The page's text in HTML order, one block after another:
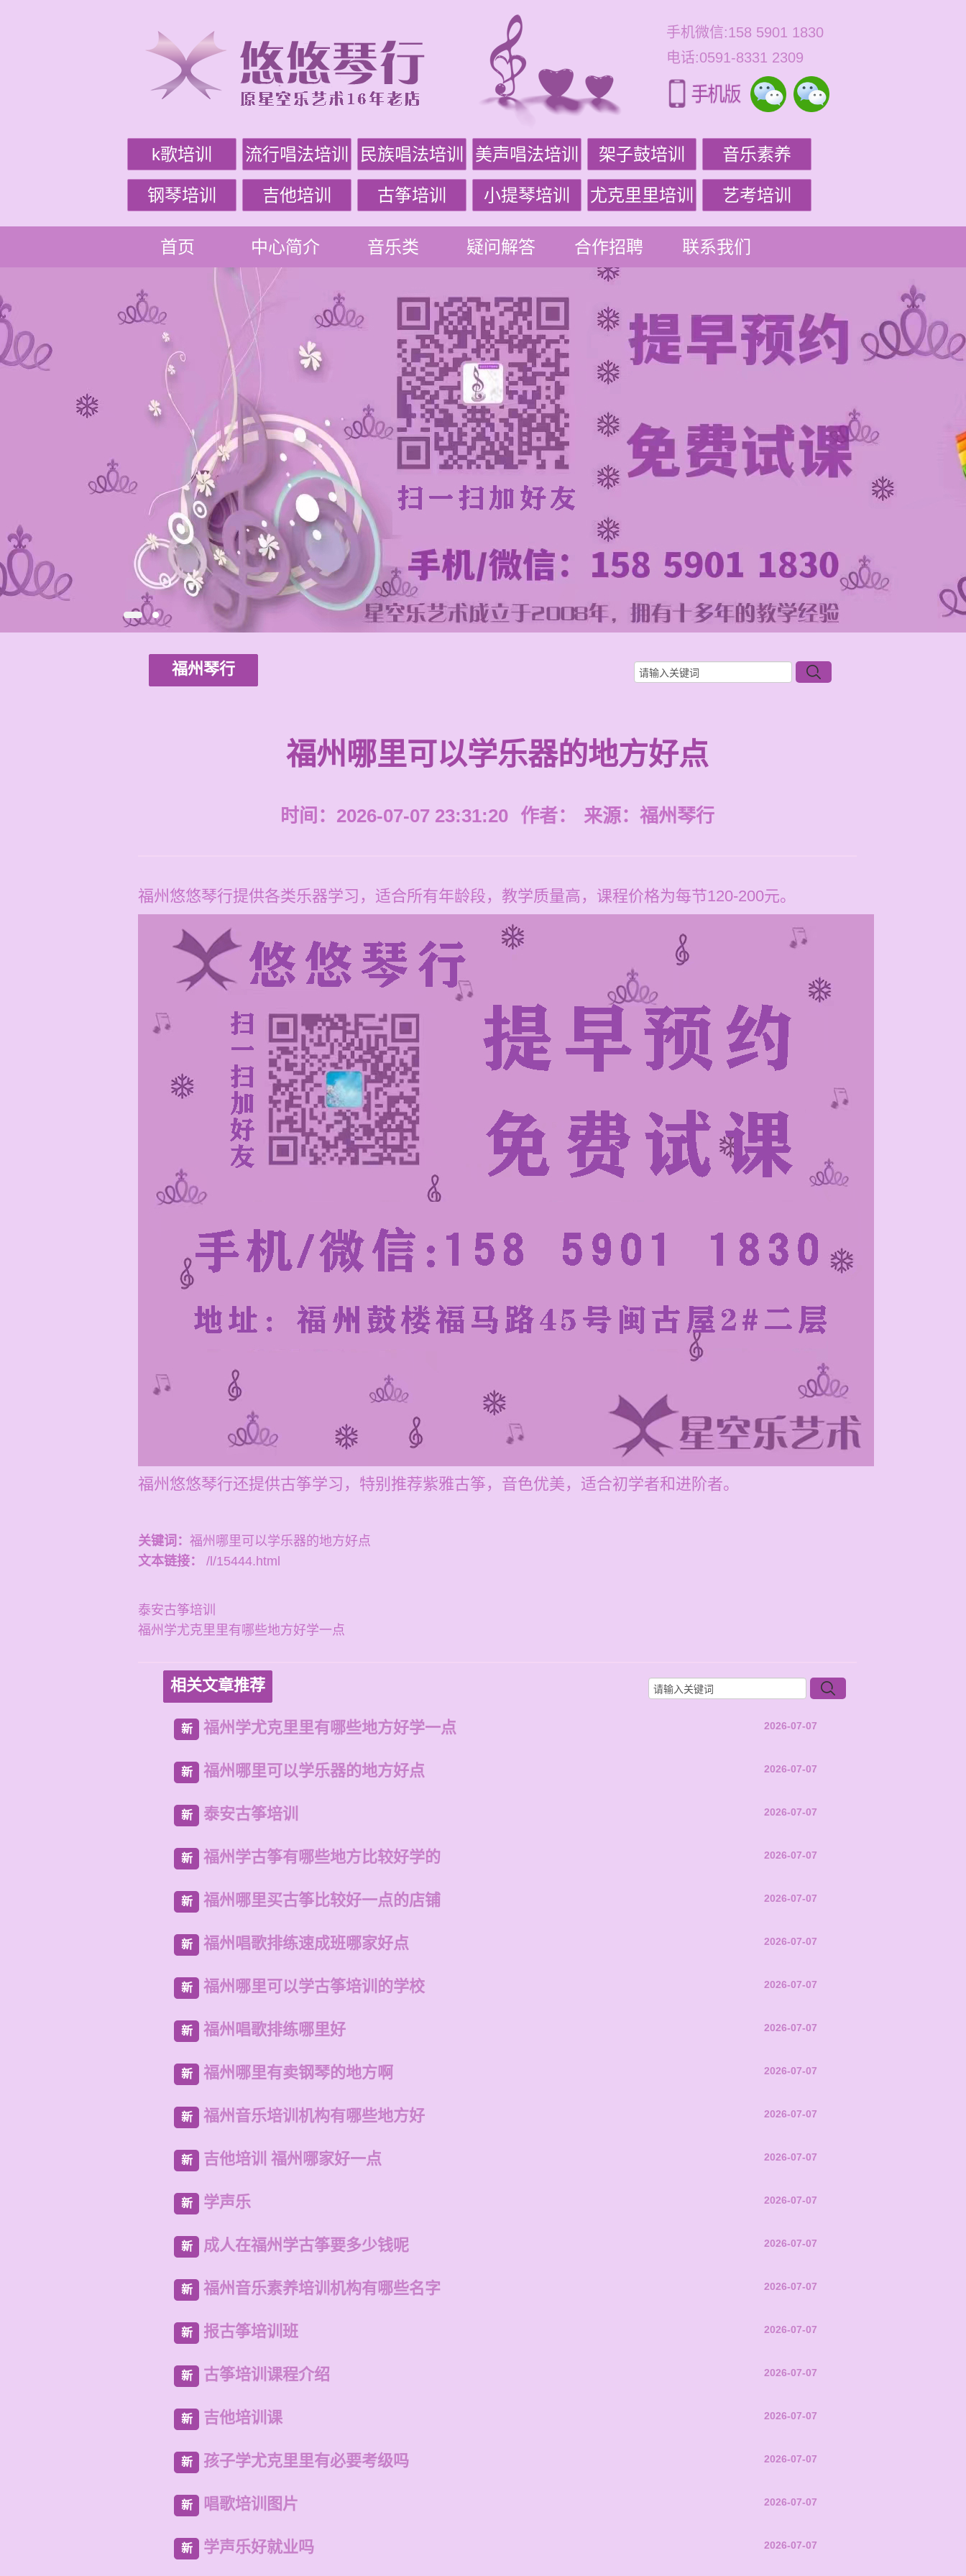
手机微信:158 5901 1830
电话:0591-8331 2309
k歌培训 流行唱法培训 民族唱法培训 美声唱法培训 架子鼓培训 音乐素养
钢琴培训 吉他培训 古筝培训 小提琴培训 尤克里里培训 艺考培训
首页 中心简介 音乐类 疑问解答 合作招聘 联系我们
福州琴行
福州哪里可以学乐器的地方好点
时间：2026-07-07 23:31:20 作者： 来源： 福州琴行
福州悠悠琴行提供各类乐器学习，适合所有年龄段，教学质量高，课程价格为每节120-200元。
福州悠悠琴行还提供古筝学习，特别推荐紫雅古筝，音色优美，适合初学者和进阶者。
关键词： 福州哪里可以学乐器的地方好点
文本链接：
/l/15444.html
泰安古筝培训
福州学尤克里里有哪些地方好学一点
相关文章推荐
新 福州学尤克里里有哪些地方好学一点 2026-07-07
新 福州哪里可以学乐器的地方好点 2026-07-07
新 泰安古筝培训 2026-07-07
新 福州学古筝有哪些地方比较好学的 2026-07-07
新 福州哪里买古筝比较好一点的店铺 2026-07-07
新 福州唱歌排练速成班哪家好点 2026-07-07
新 福州哪里可以学古筝培训的学校 2026-07-07
新 福州唱歌排练哪里好 2026-07-07
新 福州哪里有卖钢琴的地方啊 2026-07-07
新 福州音乐培训机构有哪些地方好 2026-07-07
新 吉他培训 福州哪家好一点 2026-07-07
新 学声乐 2026-07-07
新 成人在福州学古筝要多少钱呢 2026-07-07
新 福州音乐素养培训机构有哪些名字 2026-07-07
新 报古筝培训班 2026-07-07
新 古筝培训课程介绍 2026-07-07
新 吉他培训课 2026-07-07
新 孩子学尤克里里有必要考级吗 2026-07-07
新 唱歌培训图片 2026-07-07
新 学声乐好就业吗 2026-07-07